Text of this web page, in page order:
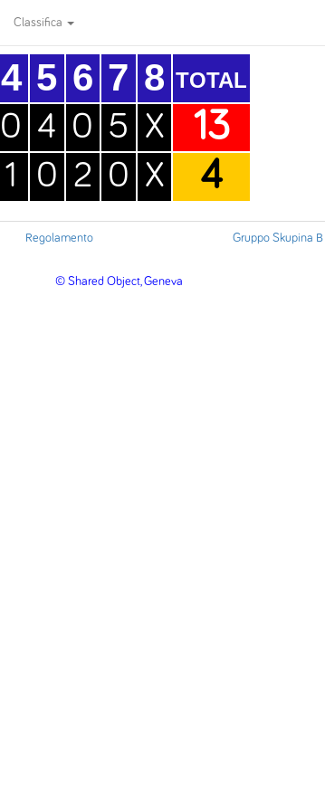
Classifica
4
0
1
5
4
0
6
0
2
7
5
0
8
X
X
TOTAL
13
4
Regolamento Gruppo Skupina B
© Shared Object, Geneva